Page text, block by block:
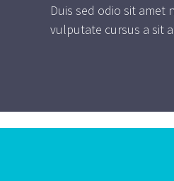
Duis sed odio sit amet
vulputate cursus a sit